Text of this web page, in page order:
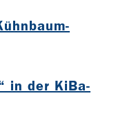
in der KiBa-